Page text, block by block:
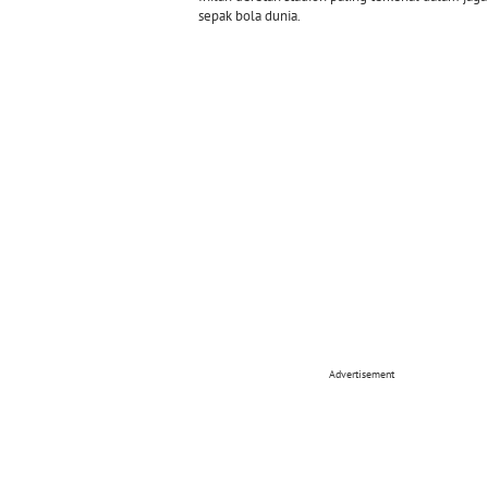
sepak bola dunia.
Advertisement